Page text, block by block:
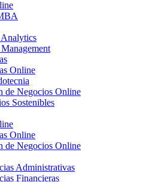
Online
de Negocios Online
Sostenibles
Online
de Negocios Online
Administrativas
Financieras